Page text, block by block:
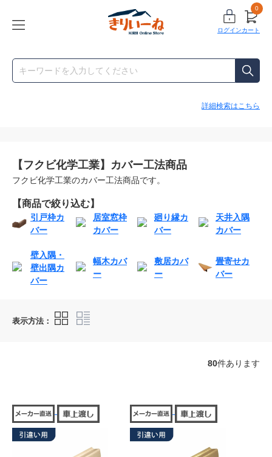
ログイン
0
カート
詳細検索はこちら
【フクビ化学工業】カバー工法商品
フクビ化学工業のカバー工法商品です。
【商品で絞り込む】
引戸枠カ
バー
居室窓枠
カバー
廻り縁カ
バー
天井入隅
カバー
壁入隅・
壁出隅カ
バー
幅木カバ
ー
敷居カバ
ー
畳寄せカ
バー
表示方法：
80件あります